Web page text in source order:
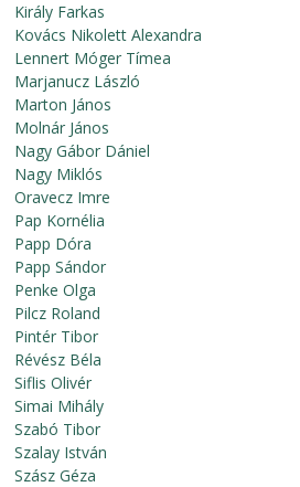
Király Farkas
Kovács Nikolett Alexandra
Lennert Móger Tímea
Marjanucz László
Marton János
Molnár János
Nagy Gábor Dániel
Nagy Miklós
Oravecz Imre
Pap Kornélia
Papp Dóra
Papp Sándor
Penke Olga
Pilcz Roland
Pintér Tibor
Révész Béla
Siflis Olivér
Simai Mihály
Szabó Tibor
Szalay István
Szász Géza